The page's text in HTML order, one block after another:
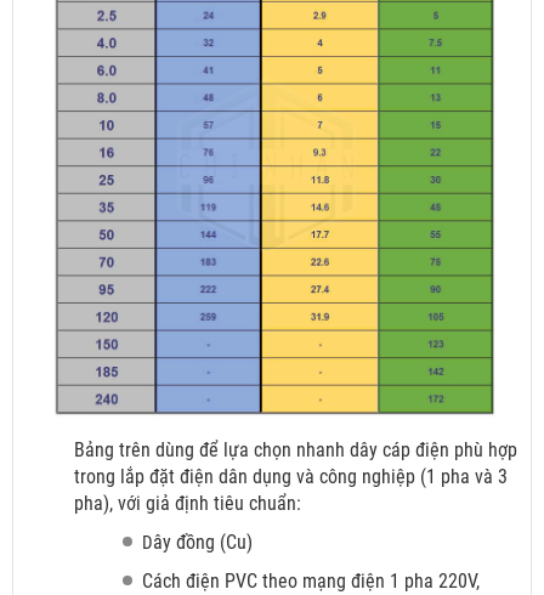
Bảng trên dùng để lựa chọn nhanh dây cáp điện phù hợp
trong lắp đặt điện dân dụng và công nghiệp (1 pha và 3
pha), với giả định tiêu chuẩn:
Dây đồng (Cu)
Cách điện PVC theo mạng điện 1 pha 220V,